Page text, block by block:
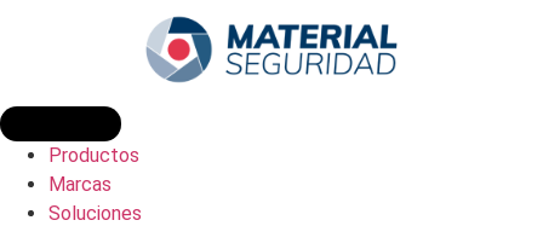
Productos
Marcas
Soluciones